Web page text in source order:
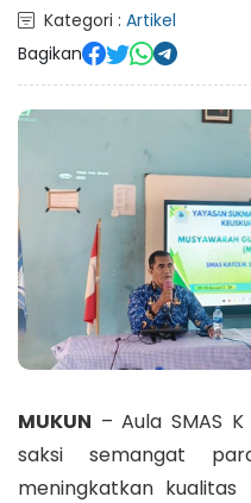
Kategori : Artikel
Bagikan
MUKUN – Aula SMAS
saksi semangat
meningkatkan kualitas